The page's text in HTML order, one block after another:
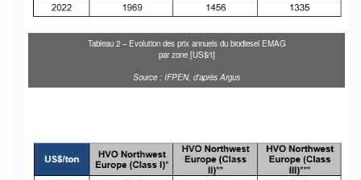
Tableau 2 – Evolution des prix annuels du biodiesel EMAG
par zone [US$/t]
Source : IFPEN, d’après Argus